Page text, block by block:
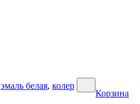
эмаль белая, колер
Корзина